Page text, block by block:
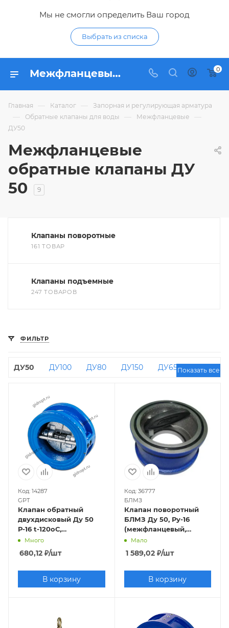
Мы не смогли определить Ваш город
Выбрать из списка
Межфланцевые обратные клапаны ДУ 50 - купить межфланцевый обратный клапан ДУ50 (DN 50) по низким ценам в интернет-магазине Гидропромтехника в Курске 0
Главная — Каталог — Запорная и регулирующая арматура
— Обратные клапаны для воды — Межфланцевые —
ДУ50
Межфланцевые
обратные клапаны ДУ
50
9
Клапаны поворотные
161 ТОВАР
Клапаны подъемные
247 ТОВАРОВ
ФИЛЬТР
ДУ50 ДУ100 ДУ80 ДУ150
ДУ65
Дисковые ДУ150 РУ10
ДУ125
ДУ200 РУ10
ДУ250 Россия
ДУ80 РУ16
ДУ32 РУ16
РУ100
ДУ150 РУ16
Одностворчатые
ДУ300
Показать все
Код: 14287
GPT
Клапан обратный
двухдисковый Ду 50
Р-16 t-120оС,
межфланцевый
Много
680,12 ₽/шт
В корзину
Код: 36777
БЛМЗ
Клапан поворотный
БЛМЗ Ду 50, Ру-16
(межфланцевый,
чугунный)
Мало
1 589,02₽/шт
В корзину